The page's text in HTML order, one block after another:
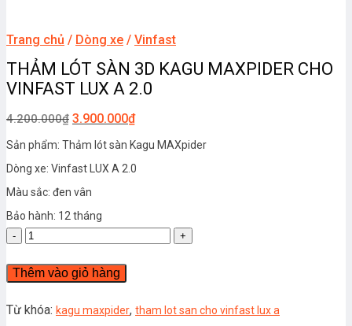
Trang chủ / Dòng xe / Vinfast
THẢM LÓT SÀN 3D KAGU MAXPIDER CHO
VINFAST LUX A 2.0
4.200.000₫ 3.900.000₫
Sản phẩm: Thảm lót sàn Kagu MAXpider
Dòng xe: Vinfast LUX A 2.0
Màu sắc: đen vân
Bảo hành: 12 tháng
THẢM
LÓT
SÀN
3D
MAXPIDER
Thêm vào giỏ hàng
Từ khóa: kagu maxpider, tham lot san cho vinfast lux a